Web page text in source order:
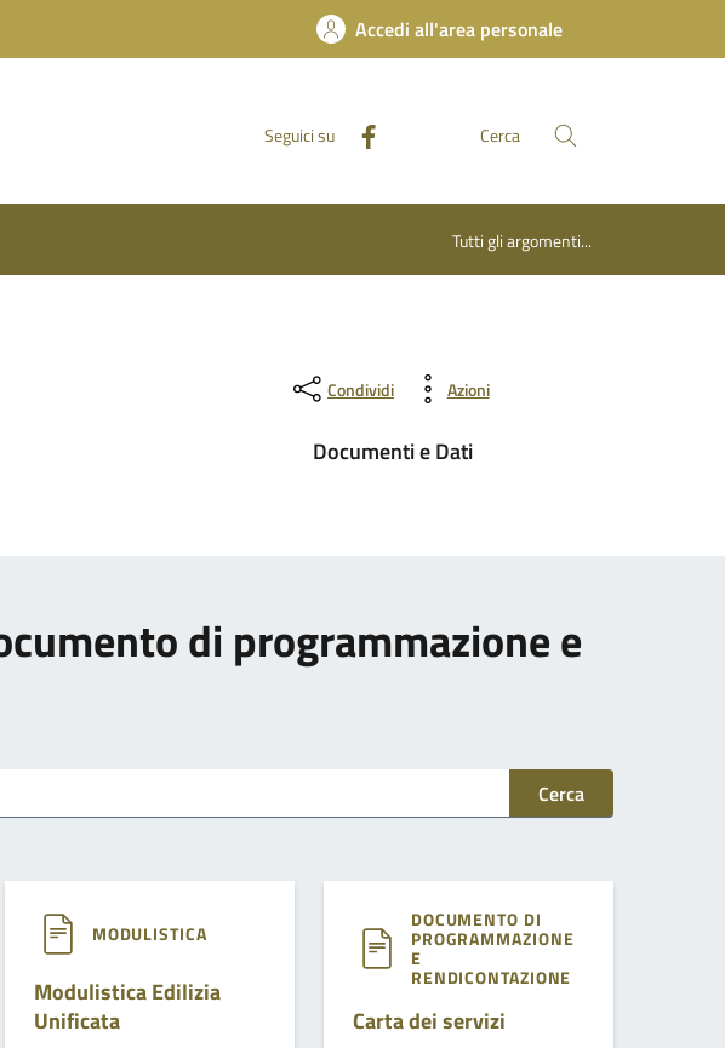
Accedi all'area personale
Seguici su Cerca
Tutti gli argomenti...
Condividi Azioni
Documenti e Dati
di programmazione e
Cerca
MODULISTICA
Modulistica Edilizia
Unificata
DOCUMENTO DI
PROGRAMMAZIONE
E
RENDICONTAZIONE
Carta dei servizi